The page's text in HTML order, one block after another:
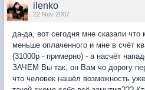
ilenko
22 Nov 2007
да-да, вот сегодня мне сказали что
меньше оплаченного и мне в счёт
(31000р - примерно) - а насчёт
ЗАЧЕМ Вы так, он Вам чо дорогу
что человек нашёл возможность